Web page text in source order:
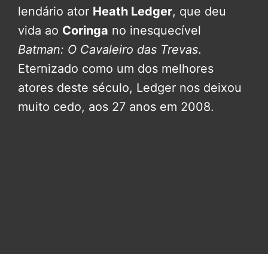
lendário ator Heath Ledger, que deu
vida ao Coringa no inesquecível
Batman: O Cavaleiro das Trevas.
Eternizado como um dos melhores
atores deste século, Ledger nos deixou
muito cedo, aos 27 anos em 2008.